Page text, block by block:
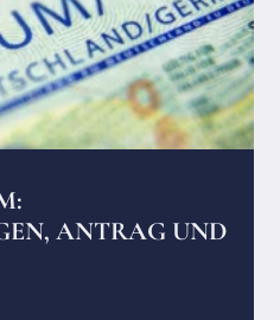
ANTRAG UND